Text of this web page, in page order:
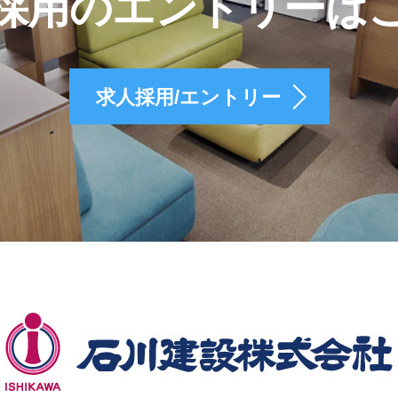
求人採用/エントリー